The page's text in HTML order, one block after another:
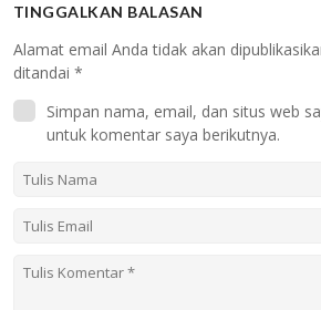
TINGGALKAN BALASAN
Alamat email Anda tidak akan
ditandai *
Simpan nama, email, dan situs web
untuk komentar saya berikutnya.